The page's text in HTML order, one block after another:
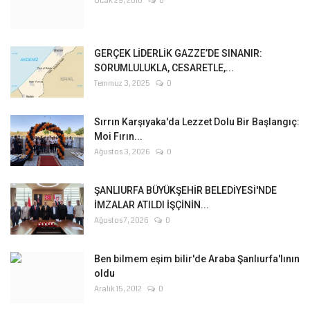
GERÇEK LİDERLİK GAZZE’DE SINANIR:
SORUMLULUKLA, CESARETLE,...
Temmuz 3, 2025 0
Sırrın Karşıyaka'da Lezzet Dolu Bir Başlangıç:
Moi Fırın...
Ağustos 3, 2026 0
ŞANLIURFA BÜYÜKŞEHİR BELEDİYESİ'NDE
İMZALAR ATILDI İŞÇİNİN...
Ağustos 7, 2026 0
Ben bilmem eşim bilir'de Araba Şanlıurfa'lının
oldu
Aralık 15, 2012 0